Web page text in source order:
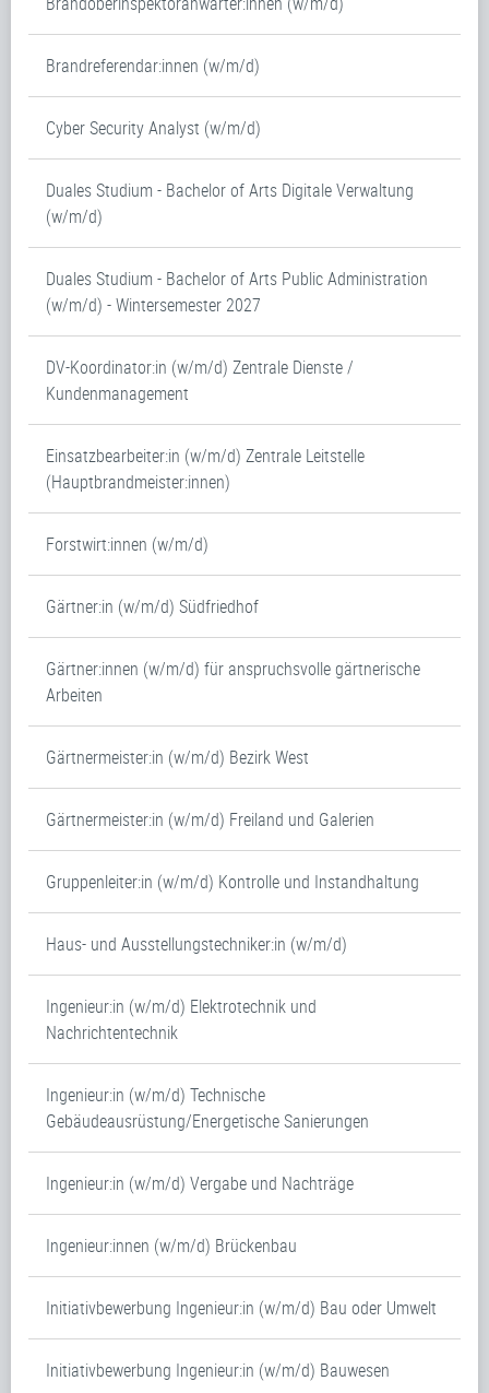
Brandreferendar:innen (w/m/d)
Cyber Security Analyst (w/m/d)
Duales Studium - Bachelor of Arts Digitale Verwaltung
(w/m/d)
Duales Studium - Bachelor of Arts Public Administration
(w/m/d) - Wintersemester 2027
DV-Koordinator:in (w/m/d) Zentrale Dienste /
Kundenmanagement
Einsatzbearbeiter:in (w/m/d) Zentrale Leitstelle
(Hauptbrandmeister:innen)
Forstwirt:innen (w/m/d)
Gärtner:in (w/m/d) Südfriedhof
Gärtner:innen (w/m/d) für anspruchsvolle gärtnerische
Arbeiten
Gärtnermeister:in (w/m/d) Bezirk West
Gärtnermeister:in (w/m/d) Freiland und Galerien
Gruppenleiter:in (w/m/d) Kontrolle und Instandhaltung
Haus- und Ausstellungstechniker:in (w/m/d)
Ingenieur:in (w/m/d) Elektrotechnik und
Nachrichtentechnik
Ingenieur:in (w/m/d) Technische
Gebäudeausrüstung/Energetische Sanierungen
Ingenieur:in (w/m/d) Vergabe und Nachträge
Ingenieur:innen (w/m/d) Brückenbau
Initiativbewerbung Ingenieur:in (w/m/d) Bau oder Umwelt
Initiativbewerbung Ingenieur:in (w/m/d) Bauwesen